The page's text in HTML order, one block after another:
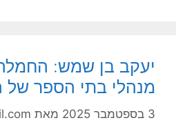
יעקב בן שמש:
מנהלי בתי הספר של
3 בספטמבר 2025 מאת